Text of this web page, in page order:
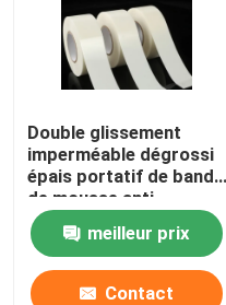
Double glissement
imperméable dégrossi
épais portatif de bande
de mousse anti
meilleur prix
Contact